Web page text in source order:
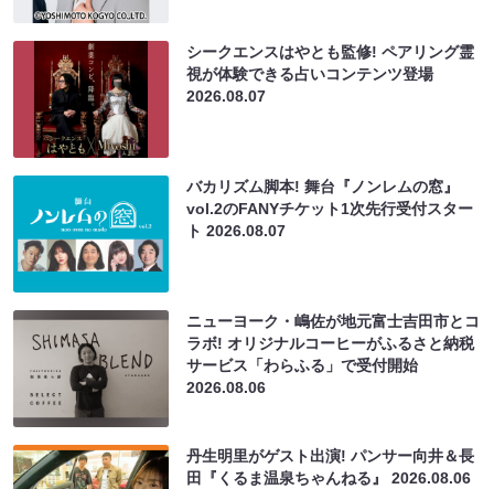
シークエンスはやとも監修! ペアリング霊
視が体験できる占いコンテンツ登場
2026.08.07
バカリズム脚本! 舞台『ノンレムの窓』
vol.2のFANYチケット1次先行受付スター
ト2026.08.07
ニューヨーク・嶋佐が地元富士吉田市とコ
ラボ! オリジナルコーヒーがふるさと納税
サービス「わらふる」で受付開始
2026.08.06
丹生明里がゲスト出演! パンサー向井＆長
田『くるま温泉ちゃんねる』2026.08.06